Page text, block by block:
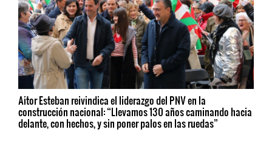
Aitor Esteban reivindica el liderazgo del PNV en la
construcción nacional: “Llevamos 130 años caminando hacia
delante, con hechos, y sin poner palos en las ruedas”